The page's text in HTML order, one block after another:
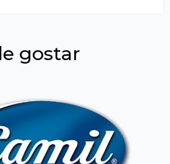
gostar